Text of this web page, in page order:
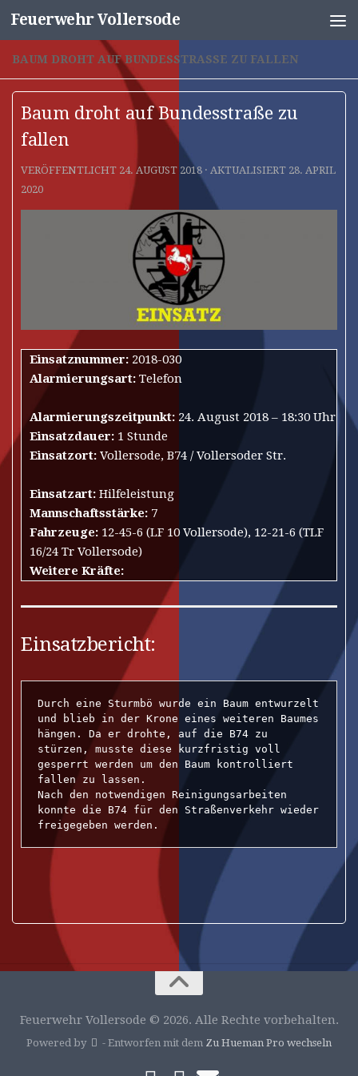
Unter dem Inhalt
Feuerwehr Vollersode
BAUM DROHT AUF BUNDESSTRASSE ZU FALLEN
Baum droht auf Bundesstraße zu
fallen
VERÖFFENTLICHT 24. AUGUST 2018 · AKTUALISIERT 28. APRIL
2020
Einsatznummer: 2018-030
Alarmierungsart: Telefon
Alarmierungszeitpunkt: 24. August 2018 – 18:30 Uhr
Einsatzdauer: 1 Stunde
Einsatzort: Vollersode, B74 / Vollersoder Str.
Einsatzart: Hilfeleistung
Mannschaftsstärke: 7
Fahrzeuge: 12-45-6 (LF 10 Vollersode), 12-21-6 (TLF
16/24 Tr Vollersode)
Weitere Kräfte:
Einsatzbericht:
Durch eine Sturmbö wurde ein Baum entwurzelt
und blieb in der Krone eines weiteren Baumes
hängen. Da er drohte, auf die B74 zu
stürzen, musste diese kurzfristig voll
gesperrt werden um den Baum kontrolliert
fallen zu lassen.
Nach den notwendigen Reinigungsarbeiten
konnte die B74 für den Straßenverkehr wieder
freigegeben werden.
Feuerwehr Vollersode © 2026. Alle Rechte vorbehalten.
Powered by - Entworfen mit dem Zu Hueman Pro wechseln